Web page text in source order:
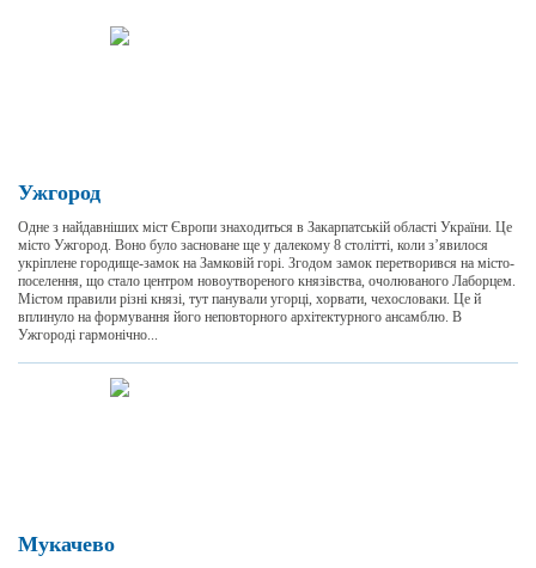
Ужгород
Одне з найдавніших міст Європи знаходиться в Закарпатській області України. Це
місто Ужгород. Воно було засноване ще у далекому 8 столітті, коли з’явилося
укріплене городище-замок на Замковій горі. Згодом замок перетворився на місто-
поселення, що стало центром новоутвореного князівства, очолюваного Лаборцем.
Містом правили різні князі, тут панували угорці, хорвати, чехословаки. Це й
вплинуло на формування його неповторного архітектурного ансамблю. В
Ужгороді гармонічно...
Мукачево